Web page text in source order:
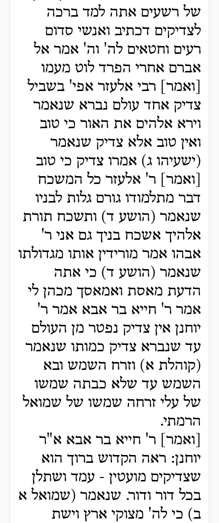
של רשעים אתה למד ברכה
לצדיקים דכתיב ואנשי סדום
רעים וחטאים לה' וה' אמר אל
אברם אחרי הפרד לוט מעמו
[ואמר] רבי אלעזר אפי' בשביל
צדיק אחד עולם נברא שנאמר
וירא אלהים את האור כי טוב
ואין טוב אלא צדיק שנאמר
(ישעיהו ג) אמרו צדיק כי טוב
[ואמר] ר' אלעזר כל המשכח
דבר מתלמודו גורם גלות לבניו
שנאמר (הושע ד) ותשכח תורת
אלהיך אשכח בניך גם אני ר'
אבהו אמר מורידין אותו מגדולתו
שנאמר (הושע ד) כי אתה
הדעת מאסת ואמאסך מכהן לי
אמר ר' חייא בר אבא אמר ר'
יוחנן אין צדיק נפטר מן העולם
עד שנברא צדיק כמותו שנאמר
(קוהלת א) וזרח השמש ובא
השמש עד שלא כבתה שמשו
של עלי זרחה שמשו של שמואל
הרמתי.
[ואמר] ר' חייא בר אבא א"ר
יוחנן: ראה הקדוש ברוך הוא
שצדיקים מועטין - עמד ושתלן
בכל דור ודור. שנאמר (שמואל א
ב) כי לה' מצוקי ארץ וישת